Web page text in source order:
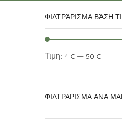
ΦΙΛΤΡΆΡΙΣΜΑ ΒΆΣΗ
Τιμη: 4 € — 50 €
ΦΙΛΤΡΑΡΙΣΜΑ ΑΝΑ